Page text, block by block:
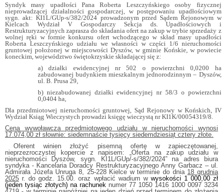
Syndyk masy upadłości Pana Roberta Leszczyńskiegoosoby fizycznej
nieprowadzącej działalności gospodarczej, w postępowaniu upadłościowym
sygn. akt: KI1L/GUp-s/382/2024 prowadzonym przed Sądem Rejonowym w
Kielcach Wydział V Gospodarczy Sekcja ds. Upadłościowych i
Restrukturyzacyjnych zaprasza do składania ofert na zakup w trybie sprzedaży z
wolnej ręki w formie konkursu ofertwchodzącego w skład masy upadłości
Roberta Leszczyńskiego udziału we własności w części 1/6 nieruchomości
gruntowej położonej w miejscowości Dyszów, w gminie Końskie, w powiecie
koneckim, województwo świętokrzyskie składającej się z:
a) działki ewidencyjnej nr 502 o powierzchni 0,0200 ha
zabudowanej budynkiem mieszkalnym jednorodzinnym – Dyszów,
ul. B. Prusa 29,
b) niezabudowanej działki ewidencyjnej nr 58/3 o powierzchni
0,0404 ha,
Dla przedmiotowej nieruchomości gruntowej, Sąd Rejonowy w Końskich, IV
Wydział Ksiąg Wieczystych prowadzi księgę wieczystą nr KI1K/00054319/8.
Cena wywoławcza przedmiotowego udziału w nieruchomości wynosi
17.074,00 zł słownie: siedemnaście tysięcy siedemdziesiąt cztery złote.
Oferent winien złożyć pisemną ofertę w zapieczętowanej,
nieprzezroczystej kopercie z napisem: „Oferta na zakup udziału w
nieruchomości Dyszów, sygn. KI1L/GUp/-s/382/2024” na adres biura
syndyka - Kancelaria Doradcy Restrukturyzacyjnego Anny Garbacz – ul.
Admirała Józefa Unruga 8, 25-228 Kielce w terminie do dnia 18 grudnia
2025 r. do godz. 15.00. oraz wpłacić wadium w wysokości 1 000,00 zł
(jeden tysiąc złotych) na rachunek numer 77 1050 1416 1000 0097 3234